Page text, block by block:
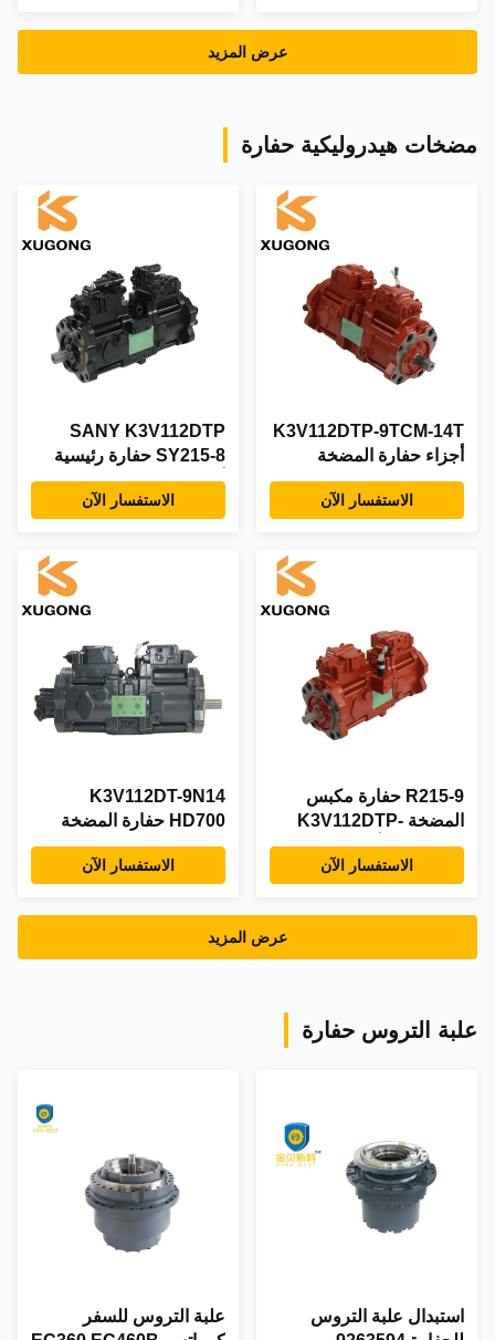
عرض المزيد
مضخات هيدروليكية حفارة
K3V112DTP-9TCM-14T
أجزاء حفارة المضخة
الرئيسية SY210C مضخة
كهربائية هيدروليكية
الاستفسار الآن
SANY K3V112DTP
SY215-8 حفارة رئيسية
أجزاء إصلاح الكهربائية
الاستفسار الآن
R215-9 حفارة مكبس
المضخة K3V112DTP-
9P12-12T أجزاء نظام
المضخة الهيدروليكية
الاستفسار الآن
K3V112DT-9N14
HD700 حفارة المضخة
الهيدروليكية الرئيسية
للمعدات الثقيلة
الاستفسار الآن
عرض المزيد
علبة التروس حفارة
استبدال علبة التروس
علبة التروس للسفر